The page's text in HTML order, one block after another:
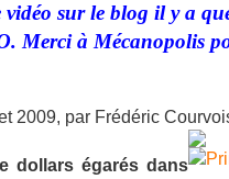
vidéo sur le blog il y a
Merci à Mécanopolis
2009, par Frédéric
dollars égarés dans